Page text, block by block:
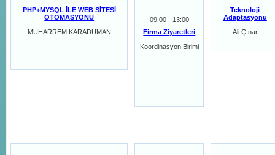
PHP+MYSQL İLE WEB SİTESİ
OTOMASYONU
MUHARREM KARADUMAN
09:00 - 13:00
Firma Ziyaretleri
Koordinasyon Birimi
Teknoloji
Adaptasyonu
Ali Çınar